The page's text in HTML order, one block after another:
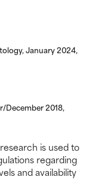
January 2024,
December 2018,
is used to
regarding
and availability
è
che
è
che